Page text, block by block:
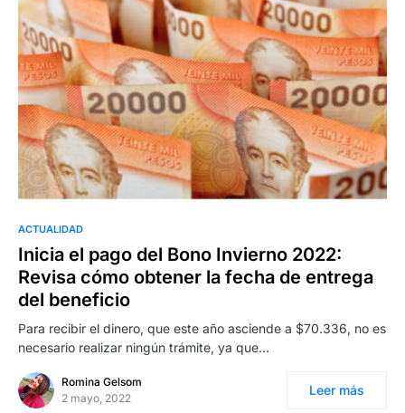
ACTUALIDAD
Inicia el pago del Bono Invierno 2022:
Revisa cómo obtener la fecha de entrega
del beneficio
Para recibir el dinero, que este año asciende a $70.336, no es
necesario realizar ningún trámite, ya que…
Romina Gelsom
2 mayo, 2022
Leer más